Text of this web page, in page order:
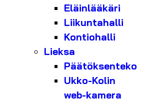
Eläinlääkäri
Liikuntahalli
Kontiohalli
Lieksa
Päätöksenteko
Ukko-Kolin
web-kamera